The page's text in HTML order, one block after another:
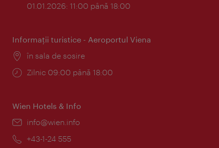
01.01.2026: 11:00 până 18:00
Informaţii turistice - Aeroportul Viena
Locul:
în sala de sosire
Program:
Zilnic 09:00 până 18:00
Wien Hotels & Info
E-
info@wien.info
Telefon:
+43-1-24 555